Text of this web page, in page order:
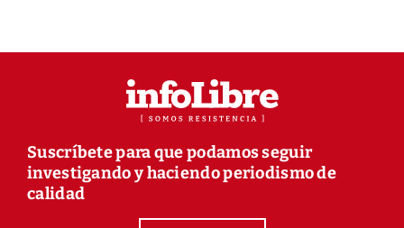
Suscríbete para que podamos seguir
investigando y haciendo periodismo de
calidad